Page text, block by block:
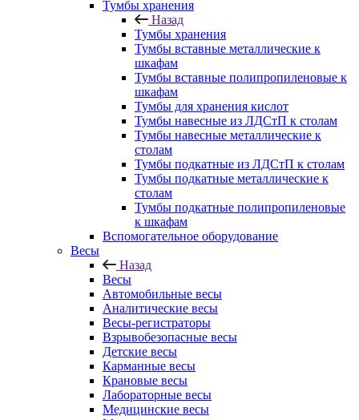
Тумбы хранения
Назад
Тумбы хранения
Тумбы вставные металлические к
шкафам
Тумбы вставные полипропиленовые к
шкафам
Тумбы для хранения кислот
Тумбы навесные из ЛДСтП к столам
Тумбы навесные металлические к
столам
Тумбы подкатные из ЛДСтП к столам
Тумбы подкатные металлические к
столам
Тумбы подкатные полипропиленовые
к шкафам
Вспомогательное оборудование
Весы
Назад
Весы
Автомобильные весы
Аналитические весы
Весы-регистраторы
Взрывобезопасные весы
Детские весы
Карманные весы
Крановые весы
Лабораторные весы
Медицинские весы